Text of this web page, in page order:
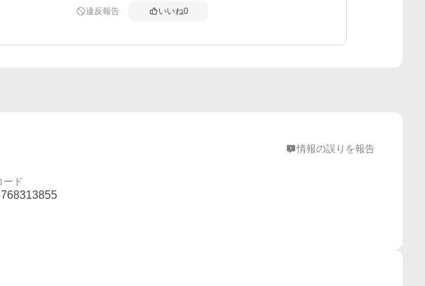
違反報告
いいね0
情報の誤りを報告
ード